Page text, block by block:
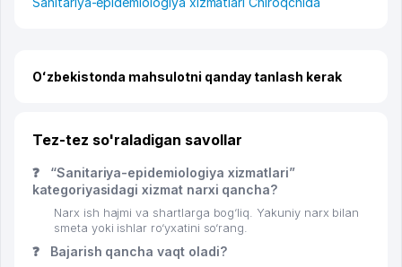
Oʻzbekistonda mahsulotni qanday tanlash kerak
Tez-tez so'raladigan savollar
❓
“Sanitariya-epidemiologiya xizmatlari”
kategoriyasidagi xizmat narxi qancha?
Narx ish hajmi va shartlarga bog‘liq. Yakuniy narx bilan
smeta yoki ishlar ro‘yxatini so‘rang.
❓ Bajarish qancha vaqt oladi?